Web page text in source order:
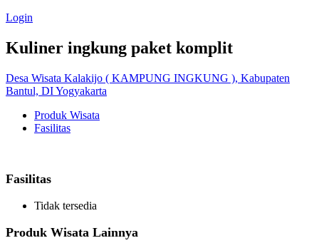
Login
Kuliner ingkung paket komplit
Desa Wisata Kalakijo ( KAMPUNG INGKUNG ), Kabupaten
Bantul, DI Yogyakarta
Produk Wisata
Fasilitas
Fasilitas
Tidak tersedia
Produk Wisata Lainnya